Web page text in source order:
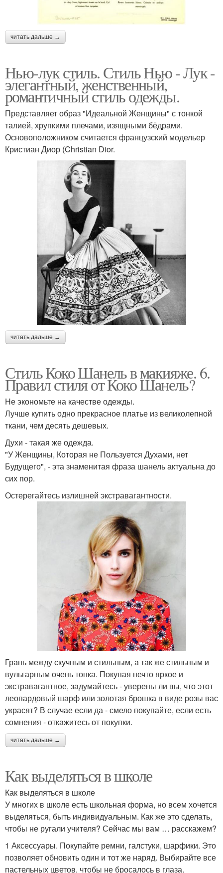
читать дальше →
Нью-лук стиль. Стиль Нью - Лук -
элегантный, женственный,
романтичный стиль одежды.
Представляет образ "Идеальной Женщины" с тонкой
талией, хрупкими плечами, изящными бёдрами.
Основоположником считается французский модельер
Кристиан Диор (Christian Dior.
читать дальше →
Стиль Коко Шанель в макияже. 6.
Правил стиля от Коко Шанель?
Не экономьте на качестве одежды.
Лучше купить одно прекрасное платье из великолепной
ткани, чем десять дешевых.
Духи - такая же одежда.
"У Женщины, Которая не Пользуется Духами, нет
Будущего", - эта знаменитая фраза шанель актуальна до
сих пор.
Остерегайтесь излишней экстравагантности.
Грань между скучным и стильным, а так же стильным и
вульгарным очень тонка. Покупая нечто яркое и
экстравагантное, задумайтесь - уверены ли вы, что этот
леопардовый шарф или золотая брошка в виде розы вас
украсят? В случае если да - смело покупайте, если есть
сомнения - откажитесь от покупки.
читать дальше →
Как выделяться в школе
Как выделяться в школе
У многих в школе есть школьная форма, но всем хочется
выделяться, быть индивидуальным. Как же это сделать,
чтобы не ругали учителя? Сейчас мы вам … расскажем?
1 Аксессуары. Покупайте ремни, галстуки, шарфики. Это
позволяет обновить один и тот же наряд. Выбирайте все
пастельных цветов, чтобы не бросалось в глаза.